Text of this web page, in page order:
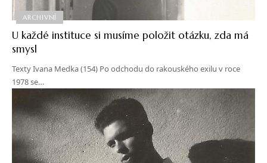
ARCHIVNÍ
U každé instituce si musíme položit otázku, zda má
smysl
Texty Ivana Medka (154) Po odchodu do rakouského exilu v roce
1978 se…